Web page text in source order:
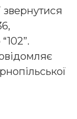
звернутися